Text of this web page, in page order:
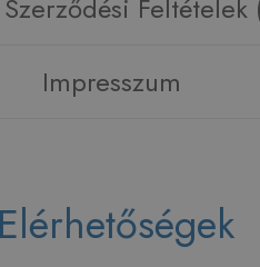
Feltételek
Impresszum
Elérhetőségek